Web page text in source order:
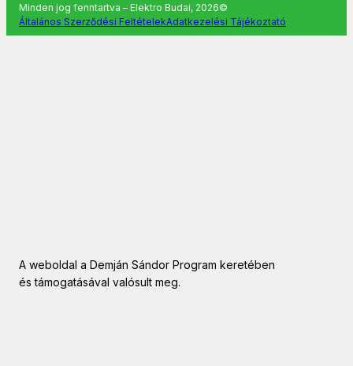
Minden jog fenntartva – Elektro Budai, 2026©
Általános Szerződési FeltételekAdatkezelési Tájékoztató
A weboldal a Demján Sándor Program keretében
és támogatásával valósult meg.